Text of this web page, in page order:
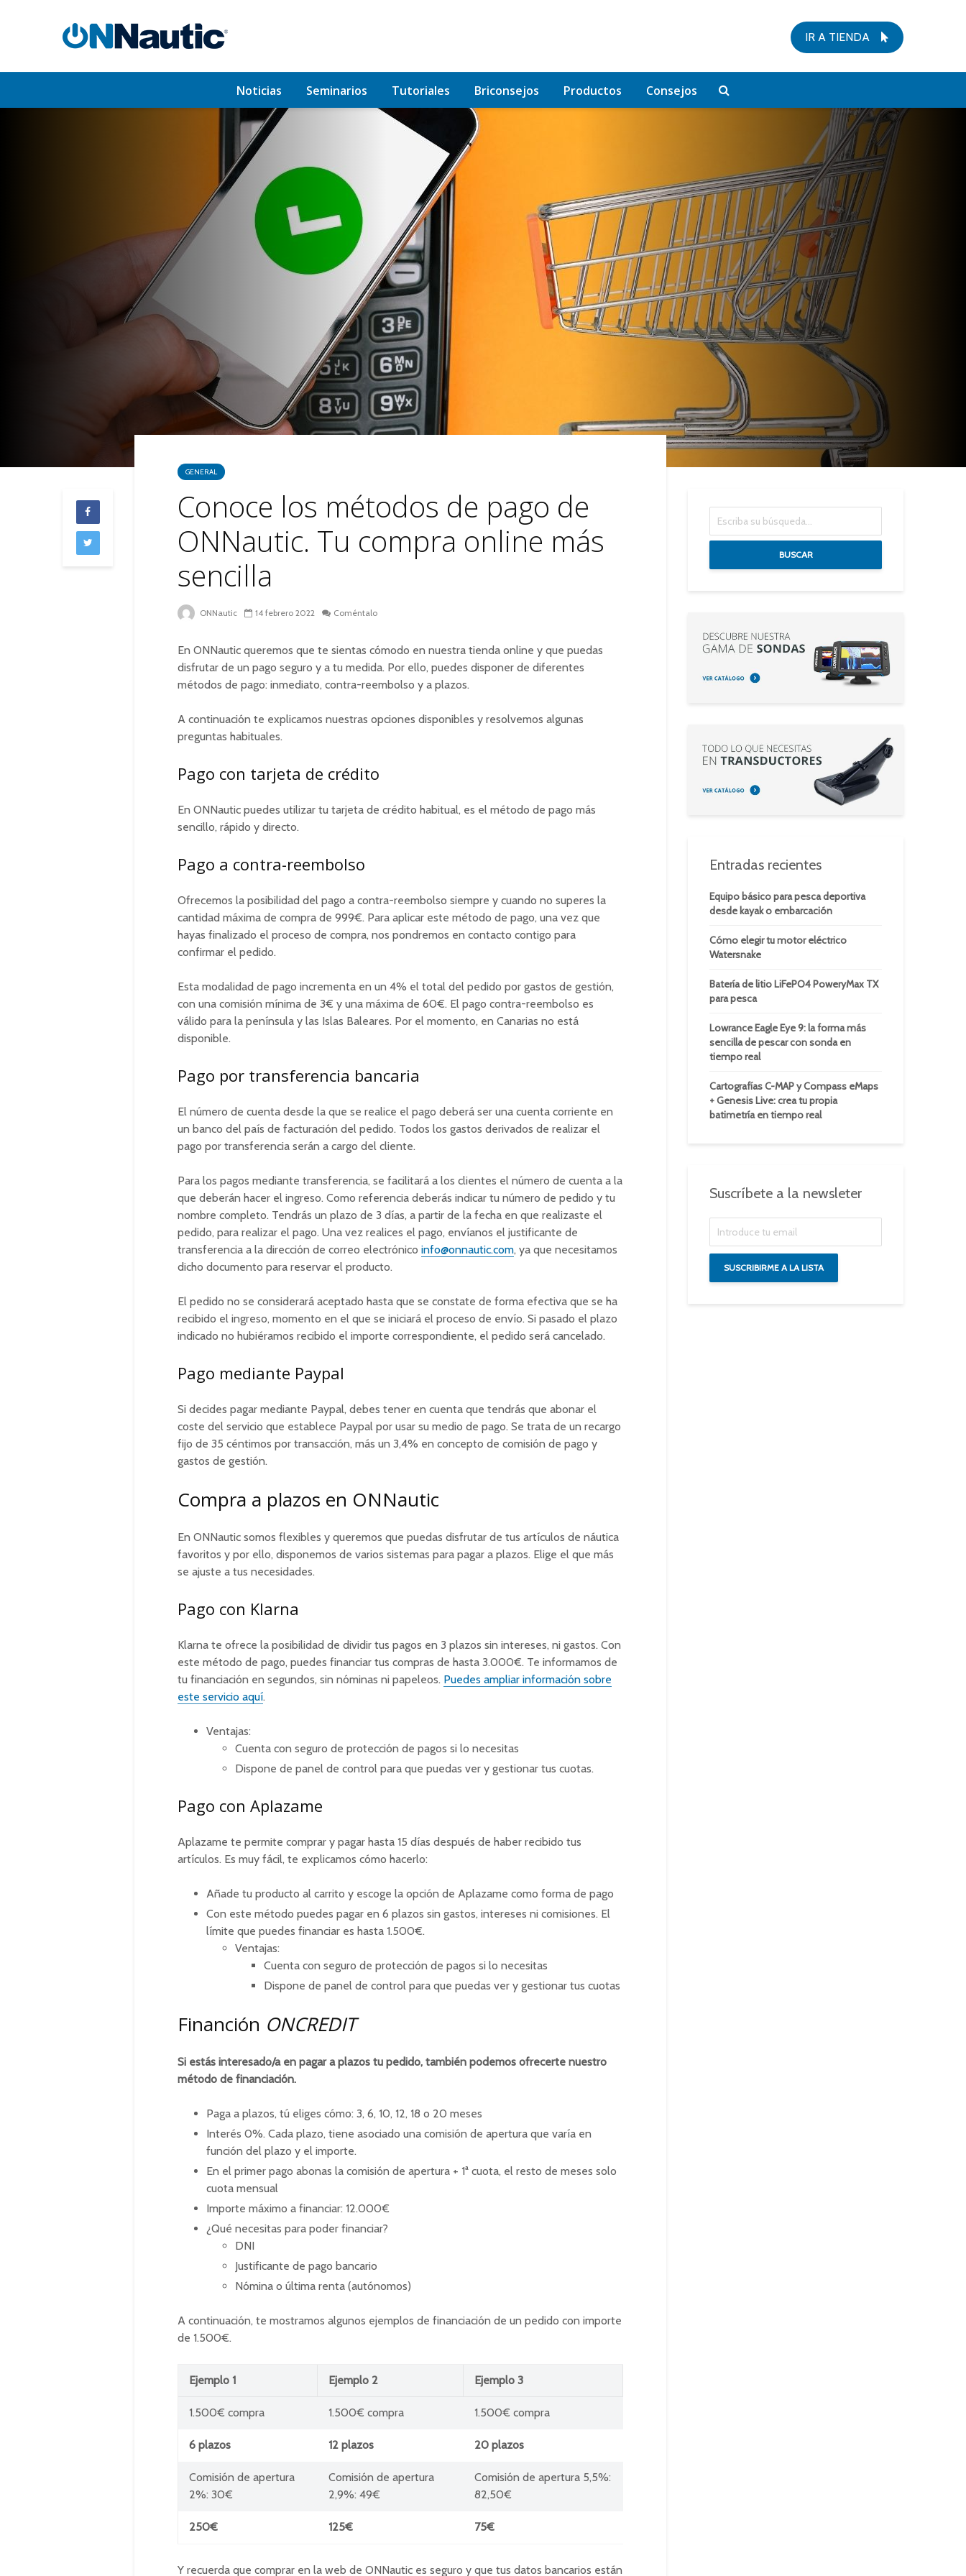
IR A TIENDA
Noticias Seminarios Tutoriales Briconsejos Productos Consejos
GENERAL
Conoce los métodos de pago de
ONNautic. Tu compra online más
sencilla
ONNautic 14 febrero 2022 Coméntalo
En ONNautic queremos que te sientas cómodo en nuestra tienda online y que puedas
disfrutar de un pago seguro y a tu medida. Por ello, puedes disponer de diferentes
métodos de pago: inmediato, contra-reembolso y a plazos.
A continuación te explicamos nuestras opciones disponibles y resolvemos algunas
preguntas habituales.
Pago con tarjeta de crédito
En ONNautic puedes utilizar tu tarjeta de crédito habitual, es el método de pago más
sencillo, rápido y directo.
Pago a contra-reembolso
Ofrecemos la posibilidad del pago a contra-reembolso siempre y cuando no superes la
cantidad máxima de compra de 999€. Para aplicar este método de pago, una vez que
hayas finalizado el proceso de compra, nos pondremos en contacto contigo para
confirmar el pedido.
Esta modalidad de pago incrementa en un 4% el total del pedido por gastos de gestión,
con una comisión mínima de 3€ y una máxima de 60€. El pago contra-reembolso es
válido para la península y las Islas Baleares. Por el momento, en Canarias no está
disponible.
Pago por transferencia bancaria
El número de cuenta desde la que se realice el pago deberá ser una cuenta corriente en
un banco del país de facturación del pedido. Todos los gastos derivados de realizar el
pago por transferencia serán a cargo del cliente.
Para los pagos mediante transferencia, se facilitará a los clientes el número de cuenta a la
que deberán hacer el ingreso. Como referencia deberás indicar tu número de pedido y tu
nombre completo. Tendrás un plazo de 3 días, a partir de la fecha en que realizaste el
pedido, para realizar el pago. Una vez realices el pago, envíanos el justificante de
transferencia a la dirección de correo electrónico info@onnautic.com, ya que necesitamos
dicho documento para reservar el producto.
El pedido no se considerará aceptado hasta que se constate de forma efectiva que se ha
recibido el ingreso, momento en el que se iniciará el proceso de envío. Si pasado el plazo
indicado no hubiéramos recibido el importe correspondiente, el pedido será cancelado.
Pago mediante Paypal
Si decides pagar mediante Paypal, debes tener en cuenta que tendrás que abonar el
coste del servicio que establece Paypal por usar su medio de pago. Se trata de un recargo
fijo de 35 céntimos por transacción, más un 3,4% en concepto de comisión de pago y
gastos de gestión.
Compra a plazos en ONNautic
En ONNautic somos flexibles y queremos que puedas disfrutar de tus artículos de náutica
favoritos y por ello, disponemos de varios sistemas para pagar a plazos. Elige el que más
se ajuste a tus necesidades.
Pago con Klarna
Klarna te ofrece la posibilidad de dividir tus pagos en 3 plazos sin intereses, ni gastos. Con
este método de pago, puedes financiar tus compras de hasta 3.000€. Te informamos de
tu financiación en segundos, sin nóminas ni papeleos. Puedes ampliar información sobre
este servicio aquí.
Ventajas:
Cuenta con seguro de protección de pagos si lo necesitas
Dispone de panel de control para que puedas ver y gestionar tus cuotas.
Pago con Aplazame
Aplazame te permite comprar y pagar hasta 15 días después de haber recibido tus
artículos. Es muy fácil, te explicamos cómo hacerlo:
Añade tu producto al carrito y escoge la opción de Aplazame como forma de pago
Con este método puedes pagar en 6 plazos sin gastos, intereses ni comisiones. El
límite que puedes financiar es hasta 1.500€.
Ventajas:
Cuenta con seguro de protección de pagos si lo necesitas
Dispone de panel de control para que puedas ver y gestionar tus cuotas
Financión ONCREDIT
Si estás interesado/a en pagar a plazos tu pedido, también podemos ofrecerte nuestro
método de financiación.
Paga a plazos, tú eliges cómo: 3, 6, 10, 12, 18 o 20 meses
Interés 0%. Cada plazo, tiene asociado una comisión de apertura que varía en
función del plazo y el importe.
En el primer pago abonas la comisión de apertura + 1ª cuota, el resto de meses solo
cuota mensual
Importe máximo a financiar: 12.000€
¿Qué necesitas para poder financiar?
DNI
Justificante de pago bancario
Nómina o última renta (autónomos)
A continuación, te mostramos algunos ejemplos de financiación de un pedido con importe
de 1.500€.
Ejemplo 1 Ejemplo 2 Ejemplo 3
1.500€ compra 1.500€ compra 1.500€ compra
6 plazos 12 plazos 20 plazos
Comisión de apertura
2%: 30€
Comisión de apertura
2,9%: 49€
Comisión de apertura 5,5%:
82,50€
250€ 125€ 75€
Y recuerda que comprar en la web de ONNautic es seguro y que tus datos bancarios están
BUSCAR
Entradas recientes
Equipo básico para pesca deportiva
desde kayak o embarcación
Cómo elegir tu motor eléctrico
Watersnake
Batería de litio LiFePO4 PoweryMax TX
para pesca
Lowrance Eagle Eye 9: la forma más
sencilla de pescar con sonda en
tiempo real
Cartografías C-MAP y Compass eMaps
+ Genesis Live: crea tu propia
batimetría en tiempo real
Suscríbete a la newsleter